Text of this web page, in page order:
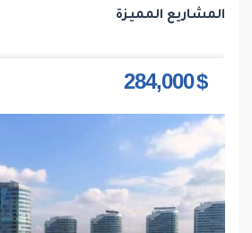
المشاريع المميزة
$ 284,000